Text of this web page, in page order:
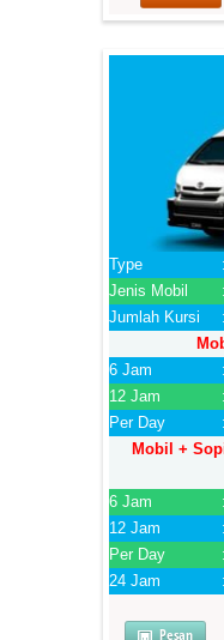
Type
Jenis Mobil
Jumlah Kursi
6 Jam
12 Jam
Per Day
Mobil +
6 Jam
12 Jam
Per Day
24 Jam
Pesan